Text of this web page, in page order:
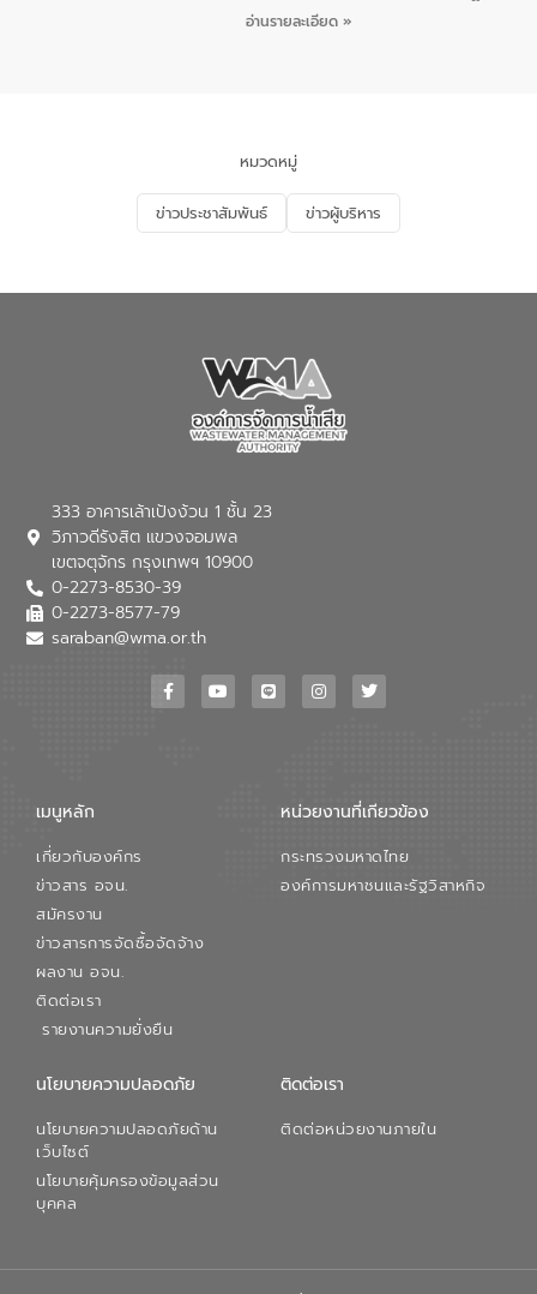
ชายหาดและแหล่งท่องเที่ยว ณ บริเวณ
กิจกรรมภายใต้โครงการส่งเสริมความรู้และ
จัดการน้ำเสียและสร้างจิตสำนึกในการ
อนุรักษ์สิ่งแวดล้อม ในหัวข้อ “น้ำเสียชุมชน
และการบำบัดน้ำเสียเบื้องต้น” โดยให้ความรู้
เกี่ยวกับสาเหตุและผลกระทบของน้ำเสีย
ณ เทศบาลตำบลบางเลน จังหวัดนครปฐม
อ่านรายละเอียด »
หมวดหมู่
ข่าวประชาสัมพันธ์ ข่าวผู้บริหาร
333 อาคารเล้าเป้งง้วน 1 ชั้น 23
วิภาวดีรังสิต แขวงจอมพล
เขตจตุจักร กรุงเทพฯ 10900
0-2273-8530-39
0-2273-8577-79
saraban@wma.or.th
เมนูหลัก
เกี่ยวกับองค์กร
ข่าวสาร อจน.
สมัครงาน
ข่าวสารการจัดซื้อจัดจ้าง
ผลงาน อจน.
ติดต่อเรา
รายงานความยั่งยืน
หน่วยงานที่เกียวข้อง
กระทรวงมหาดไทย
องค์การมหาชนและรัฐวิสาหกิจ
นโยบายความปลอดภัย
นโยบายความปลอดภัยด้าน
เว็บไซต์
นโยบายคุ้มครองข้อมูลส่วน
บุคคล
ติดต่อเรา
ติดต่อหน่วยงานภายใน